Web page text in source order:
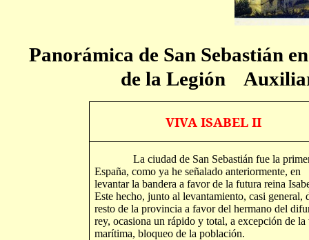
Panorámica de San Sebastián
de la Legión
VIVA ISABEL II
La ciudad de San Sebastián fue la
España, como ya he señalado anteriormente, en
levantar la bandera a favor de la futura reina
Este hecho, junto al levantamiento, casi general,
resto de la provincia a favor del hermano del
rey, ocasiona un rápido y total, a excepción de la
marítima, bloqueo de la población.